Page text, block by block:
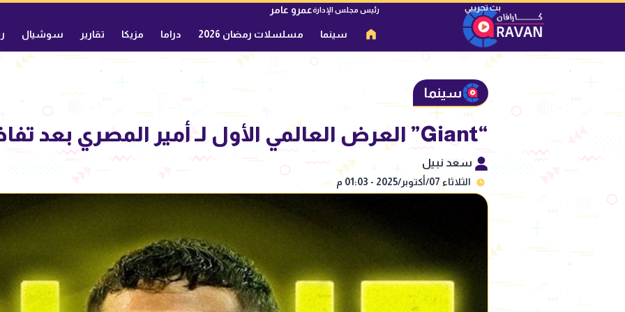
رئيس مجلس الإدارةعمرو عامر
سينما مسلسلات رمضان 2026 دراما مزيكا تقارير سوشيال
سينما
“Giant” العرض العالمي الأول لـ أمير المصري بعد تفاذ التذاكر في لندن
سعد نبيل
الثلاثاء 07/أكتوبر/2025 - 01:03 م